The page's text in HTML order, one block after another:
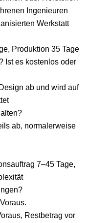
Ingenieuren
Werkstatt
Produktion 35 Tage
Ist es kostenlos oder
ab und wird auf
ab, normalerweise
7–45 Tage,
Restbetrag vor